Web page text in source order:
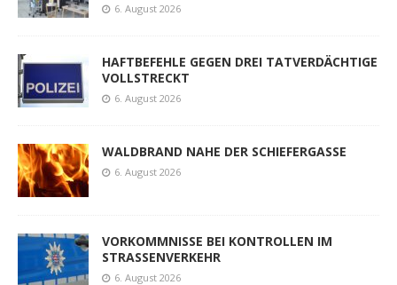
6. August 2026
HAFTBEFEHLE GEGEN DREI TATVERDÄCHTIGE
VOLLSTRECKT
6. August 2026
WALDBRAND NAHE DER SCHIEFERGASSE
6. August 2026
VORKOMMNISSE BEI KONTROLLEN IM
STRASSENVERKEHR
6. August 2026